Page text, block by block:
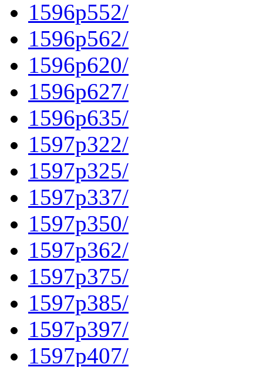
1596p552/
1596p562/
1596p620/
1596p627/
1596p635/
1597p322/
1597p325/
1597p337/
1597p350/
1597p362/
1597p375/
1597p385/
1597p397/
1597p407/